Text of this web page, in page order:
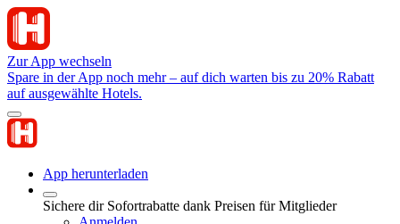
Zur App wechseln
Spare in der App noch mehr – auf dich warten bis zu 20% Rabatt
auf ausgewählte Hotels.
App herunterladen
Sichere dir Sofortrabatte dank Preisen für Mitglieder